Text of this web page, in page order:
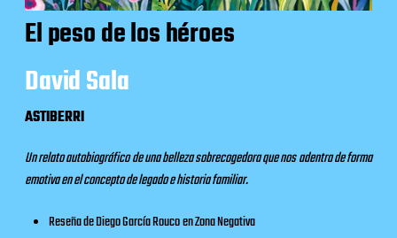
El peso de los héroes
David Sala
ASTIBERRI
Un relato autobiográfico de una belleza sobrecogedora que nos adentra de forma
emotiva en el concepto de legado e historia familiar.
Reseña de Diego García RoucoenZona Negativa